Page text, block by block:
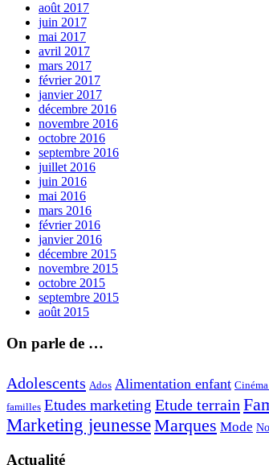
août 2017
juin 2017
mai 2017
avril 2017
mars 2017
février 2017
janvier 2017
décembre 2016
novembre 2016
octobre 2016
septembre 2016
juillet 2016
juin 2016
mai 2016
mars 2016
février 2016
janvier 2016
décembre 2015
novembre 2015
octobre 2015
septembre 2015
août 2015
On parle de …
Adolescents Ados Alimentation enfant
familles Etudes marketing Etude terrain
Marketing jeunesseMarques Mode
Actualité